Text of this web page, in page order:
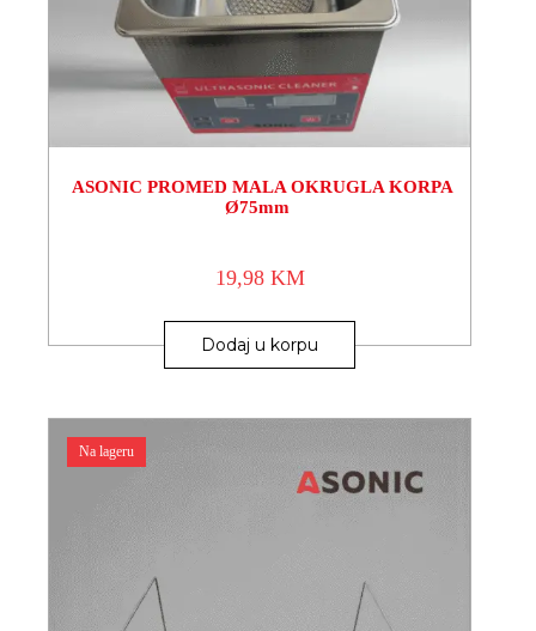
ASONIC PROMED MALA OKRUGLA KORPA
Ø75mm
19,98 KM
Dodaj u korpu
Na lageru